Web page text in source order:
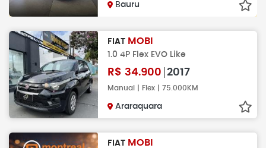
Bauru
FIAT MOBI
1.0 4P Flex EVO Like
R$ 34.900 2017
Manual | Flex | 75.000KM
Araraquara
FIAT MOBI